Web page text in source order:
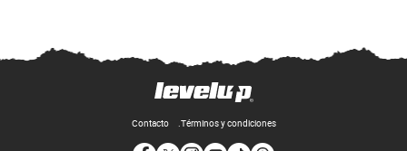
Contacto Términos y condiciones